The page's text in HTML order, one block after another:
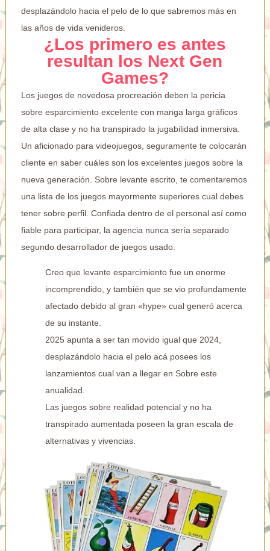
desplazándolo hacia el pelo de lo que sabremos más en
las años de vida venideros.
¿Los primero es antes
resultan los Next Gen
Games?
Los juegos de novedosa procreación deben la pericia
sobre esparcimiento excelente con manga larga gráficos
de alta clase y no ha transpirado la jugabilidad inmersiva.
Un aficionado para videojuegos, seguramente te colocarán
cliente en saber cuáles son los excelentes juegos sobre la
nueva generación. Sobre levante escrito, te comentaremos
una lista de los juegos mayormente superiores cual debes
tener sobre perfil. Confiada dentro de el personal así­ como
fiable para participar, la agencia nunca serí­a separado
segundo desarrollador de juegos usado.
Creo que levante esparcimiento fue un enorme
incomprendido, y también que se vio profundamente
afectado debido al gran «hype» cual generó acerca
de su instante.
2025 apunta a ser tan movido igual que 2024,
desplazándolo hacia el pelo acá posees los
lanzamientos cual van a llegar en Sobre este
anualidad.
Las juegos sobre realidad potencial y no ha
transpirado aumentada poseen la gran escala de
alternativas y vivencias.